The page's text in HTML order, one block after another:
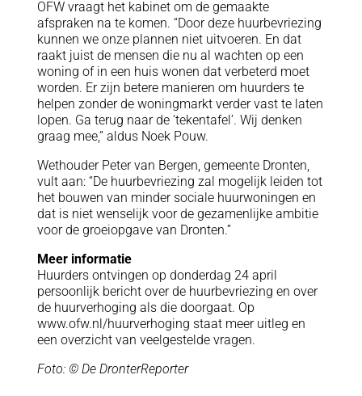
OFW vraagt het kabinet om de gemaakte
afspraken na te komen. “Door deze huurbevriezing
kunnen we onze plannen niet uitvoeren. En dat
raakt juist de mensen die nu al wachten op een
woning of in een huis wonen dat verbeterd moet
worden. Er zijn betere manieren om huurders te
helpen zonder de woningmarkt verder vast te laten
lopen. Ga terug naar de ‘tekentafel’. Wij denken
graag mee,” aldus Noek Pouw.
Wethouder Peter van Bergen, gemeente Dronten,
vult aan: “De huurbevriezing zal mogelijk leiden tot
het bouwen van minder sociale huurwoningen en
dat is niet wenselijk voor de gezamenlijke ambitie
voor de groeiopgave van Dronten.”
Meer informatie
Huurders ontvingen op donderdag 24 april
persoonlijk bericht over de huurbevriezing en over
de huurverhoging als die doorgaat. Op
www.ofw.nl/huurverhoging staat meer uitleg en
een overzicht van veelgestelde vragen.
Foto: © De DronterReporter